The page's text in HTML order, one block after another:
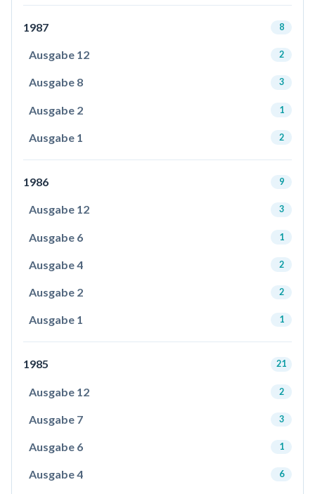
1987 8
Ausgabe 12 2
Ausgabe 8 3
Ausgabe 2 1
Ausgabe 1 2
1986 9
Ausgabe 12 3
Ausgabe 6 1
Ausgabe 4 2
Ausgabe 2 2
Ausgabe 1 1
1985 21
Ausgabe 12 2
Ausgabe 7 3
Ausgabe 6 1
Ausgabe 4 6